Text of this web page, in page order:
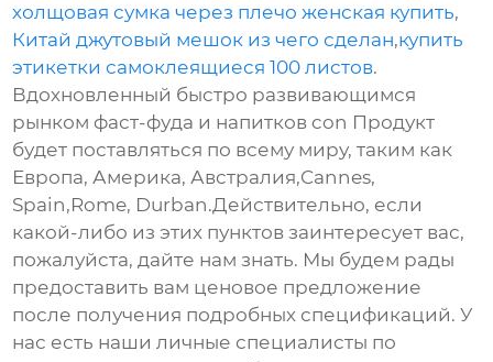
холщовая сумка через плечо женская купить,
Китай джутовый мешок из чего сделан,купить
этикетки самоклеящиеся 100 листов.
Вдохновленный быстро развивающимся
рынком фаст-фуда и напитков con Продукт
будет поставляться по всему миру, таким как
Европа, Америка, Австралия,Cannes,
Spain,Rome, Durban.Действительно, если
какой-либо из этих пунктов заинтересует вас,
пожалуйста, дайте нам знать. Мы будем рады
предоставить вам ценовое предложение
после получения подробных спецификаций. У
нас есть наши личные специалисты по